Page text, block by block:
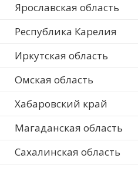
Ярославская область
Республика Карелия
Иркутская область
Омская область
Хабаровский край
Магаданская область
Сахалинская область